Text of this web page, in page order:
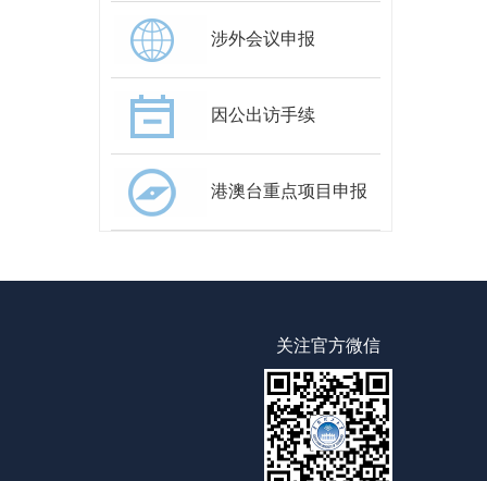
涉外会议申报
因公出访手续
港澳台重点项目申报
关注官方微信